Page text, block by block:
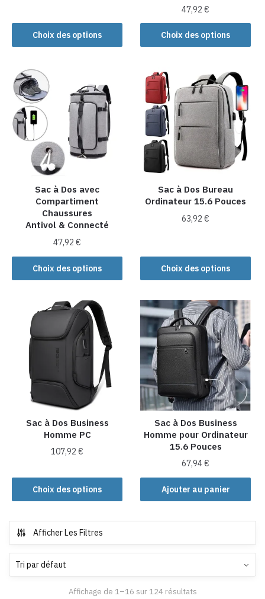
Choix des options
produit
a
plusieurs
options
peuvent
être
choisies
sur
du
produit
47,92€
Choix des options
Ce
produit
plusieurs
variations.
Les
options
peuvent
être
choisies
la
page
du
Sac à Dos avec
Compartiment
Chaussures
Antivol & Connecté
47,92€
Choix des options
Ce
produit
plusieurs
variations.
Les
options
être
choisies
sur
la
page
du
Sac à Dos Bureau
Ordinateur 15.6 Pouces
63,92€
Choix des options
produit
a
plusieurs
variations.
Les
options
peuvent
être
choisies
sur
la
page
du
produit
Sac à Dos Business
Homme PC
107,92€
Choix des options
produit
a
variations.
Les
peuvent
être
Sac à Dos Business
Homme pour Ordinateur
15.6 Pouces
67,94€
Ajouter au panier
Afficher Les Filtres
Affichage de 1–16 sur 124 résultats